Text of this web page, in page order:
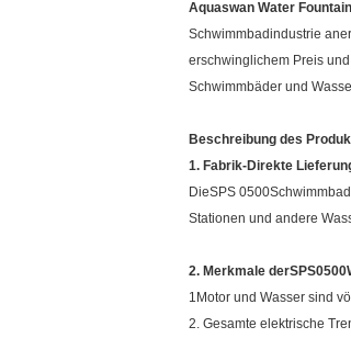
Aquaswan Water
Schwimmbadindustrie
erschwinglichem Preis
Schwimmbäder und
Beschreibung des
1. Fabrik-Direkte
DieSPS 0500
Stationen und andere
2. Merkmale derSPS0500
1Motor und Wasser sind
2. Gesamte elektrische